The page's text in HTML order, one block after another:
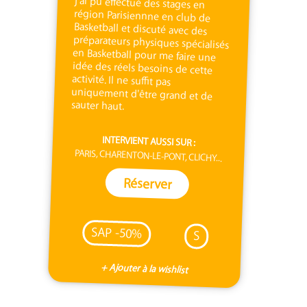
sauter haut.
INTERVIENT AUSSI SUR :
PARIS, CHARENTON-LE-PONT, CLICHY...
Réserver
SAP -50% S
+ Ajouter à la wishlist